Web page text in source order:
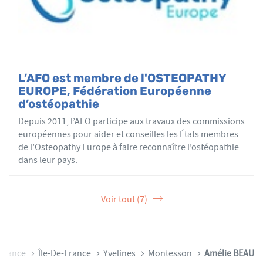
L’AFO est membre de l'OSTEOPATHY
EUROPE, Fédération Européenne
d’ostéopathie
Depuis 2011, l’AFO participe aux travaux des commissions
européennes pour aider et conseilles les États membres
de l’Osteopathy Europe à faire reconnaître l’ostéopathie
dans leur pays.
Voir tout (7)
Île-De-France Yvelines Montesson Amélie BEAU